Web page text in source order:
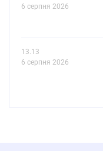
6 серпня 2026
13.13
6 серпня 2026